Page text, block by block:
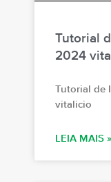
Tutorial
2024
Tutorial de
vitalicio
LEIA MAIS »